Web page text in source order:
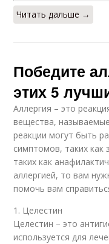
Читать дальше →
Победите
этих 5
Аллергия – это
вещества,
реакции могут быть
симптомов, таких как
таких как
аллергией, то вам
помочь вам
1. Целестин
Целестин – это
используется для